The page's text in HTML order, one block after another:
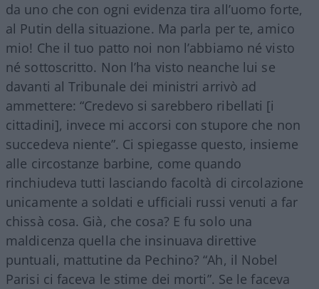
da uno che con ogni evidenza tira all’uomo forte,
al Putin della situazione. Ma parla per te, amico
mio! Che il tuo patto noi non l’abbiamo né visto
né sottoscritto. Non l’ha visto neanche lui se
davanti al Tribunale dei ministri arrivò ad
ammettere: “Credevo si sarebbero ribellati [i
cittadini], invece mi accorsi con stupore che non
succedeva niente”. Ci spiegasse questo, insieme
alle circostanze barbine, come quando
rinchiudeva tutti lasciando facoltà di circolazione
unicamente a soldati e ufficiali russi venuti a far
chissà cosa. Già, che cosa? E fu solo una
maldicenza quella che insinuava direttive
puntuali, mattutine da Pechino? “Ah, il Nobel
Parisi ci faceva le stime dei morti”. Se le faceva